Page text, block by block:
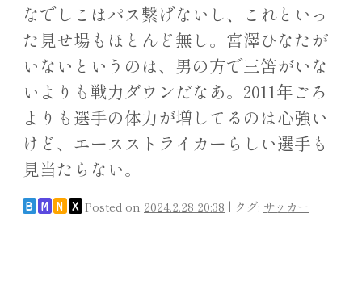
なでしこはパス繋げないし、これといっ
た見せ場もほとんど無し。宮澤ひなたが
いないというのは、男の方で三笘がいな
いよりも戦力ダウンだなあ。2011年ごろ
よりも選手の体力が増してるのは心強い
けど、エースストライカーらしい選手も
見当たらない。
B M N X Posted on 2024.2.28 20:38 | タグ: サッカー